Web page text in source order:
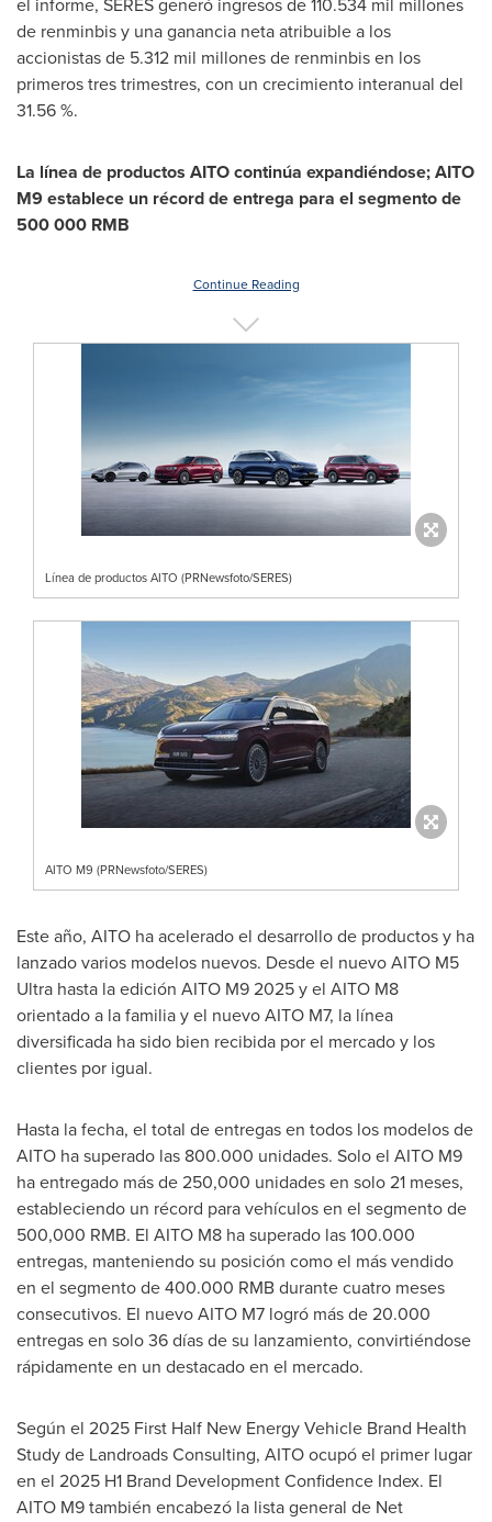
de renminbis y una ganancia neta atribuible a los
accionistas de 5.312 mil millones de renminbis en los
primeros tres trimestres, con un crecimiento interanual del
31.56 %.
La línea de productos AITO continúa expandiéndose; AITO
M9 establece un récord de entrega para el segmento de
500 000 RMB
Continue Reading
Línea de productos AITO (PRNewsfoto/SERES)
AITO M9 (PRNewsfoto/SERES)
Este año, AITO ha acelerado el desarrollo de productos y ha
lanzado varios modelos nuevos. Desde el nuevo AITO M5
Ultra hasta la edición AITO M9 2025 y el AITO M8
orientado a la familia y el nuevo AITO M7, la línea
diversificada ha sido bien recibida por el mercado y los
clientes por igual.
Hasta la fecha, el total de entregas en todos los modelos de
AITO ha superado las 800.000 unidades. Solo el AITO M9
ha entregado más de 250,000 unidades en solo 21 meses,
estableciendo un récord para vehículos en el segmento de
500,000 RMB. El AITO M8 ha superado las 100.000
entregas, manteniendo su posición como el más vendido
en el segmento de 400.000 RMB durante cuatro meses
consecutivos. El nuevo AITO M7 logró más de 20.000
entregas en solo 36 días de su lanzamiento, convirtiéndose
rápidamente en un destacado en el mercado.
Según el 2025 First Half New Energy Vehicle Brand Health
Study de Landroads Consulting, AITO ocupó el primer lugar
en el 2025 H1 Brand Development Confidence Index. El
AITO M9 también encabezó la lista general de Net